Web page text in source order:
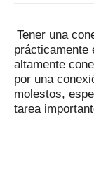
Tener una
prácticamente
altamente
por una
molestos,
tarea